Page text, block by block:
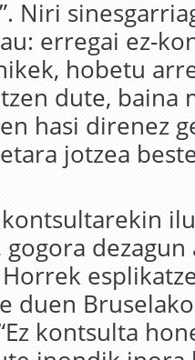
Niri
erregai ez-
hobetu
dute, baina
hasi direnez
jotzea
gogora
duen
kontsulta